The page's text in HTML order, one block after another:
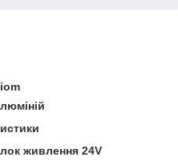
живлення 24V